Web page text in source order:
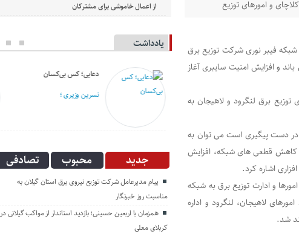
و امورهای توزیع
فیبر نوری شرکت توزیع برق
و افزایش امنیت سایبری آغاز
توزیع برق لنگرود و لاهیجان به
در دست پیگیری است می توان به
کاهش قطعی های شبکه، افزایش
اشاره کرد.
و ادارت توزیع برق به شبکه
لاهیجان، لنگرود و اداره
از اعمال خاموشی برای مشتركان
یادداشت
انگار آش دهن سوزی هم نیست!
مهدی بذرافکن؛
دعایی؛ کس بی‌کسان
نسرین وزیری ؛
جدید محبوب تصادفی
پیام مدیرعامل شركت توزیع نیروی برق استان گیلان به
مناسبت روز خبرنگار ‌
همزمان با اربعین حسینی؛ بازدید استاندار از مواکب گیلانی در
کربلای معلی